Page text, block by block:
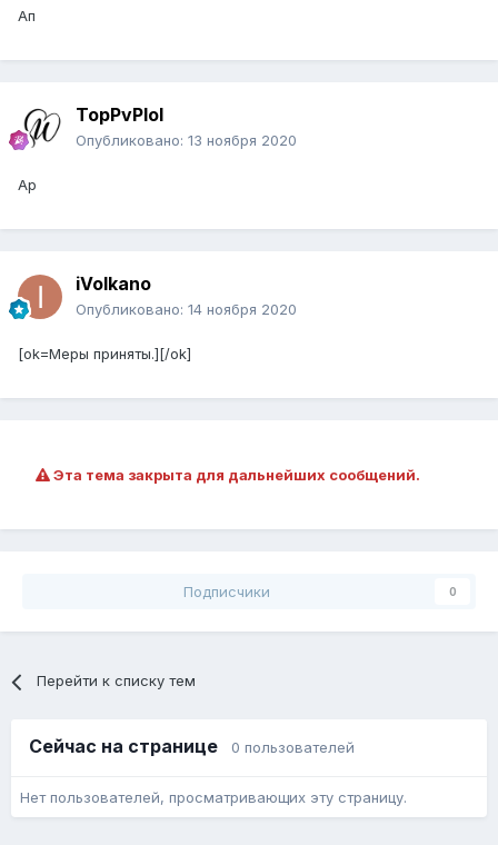
Ап
TopPvPlol
Опубликовано: 13 ноября 2020
Ар
iVolkano
Опубликовано: 14 ноября 2020
[ok=Меры приняты.][/ok]
Эта тема закрыта для дальнейших сообщений.
Подписчики 0
Перейти к списку тем
Сейчас на странице 0 пользователей
Нет пользователей, просматривающих эту страницу.